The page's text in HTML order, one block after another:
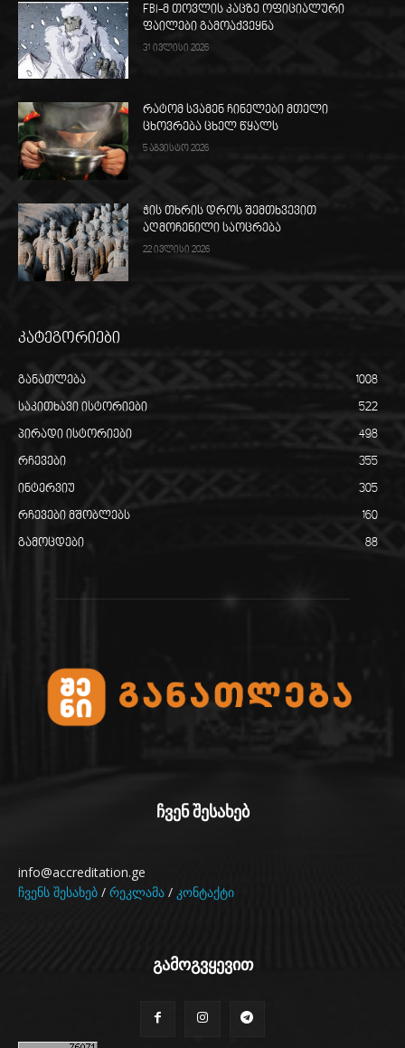
FBI-მ თოვლის კაცზე ოფიციალური
ფაილები გამოაქვეყნა
31 ივლისი 2026
რატომ სვამენ ჩინელები მთელი
ცხოვრება ცხელ წყალს
5 აგვისტო 2026
ჭის თხრის დროს შემთხვევით
აღმოჩენილი საოცრება
22 ივლისი 2026
კატეგორიები
განათლება 1008
საკითხავი ისტორიები 522
პირადი ისტორიები 498
რჩევები 355
ინტერვიუ 305
რჩევები მშობლებს 160
გამოცდები 88
ჩვენ შესახებ
info@accreditation.ge
ჩვენს შესახებ / რეკლამა / კონტაქტი
გამოგვყევით